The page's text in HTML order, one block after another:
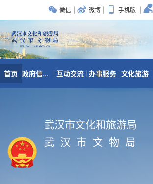
武汉市文化和旅游局
武 汉 市 文 物 局